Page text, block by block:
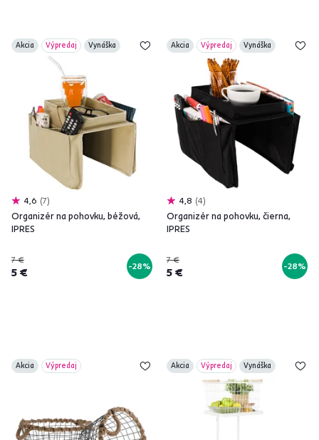
Akcia Výpredaj Vynáška
4,6 7
Organizér na pohovku, béžová,
IPRES
7 €
5 € -28%
Akcia Výpredaj Vynáška
4,8 4
Organizér na pohovku, čierna,
IPRES
7 €
5 € -28%
Akcia Výpredaj Akcia Výpredaj Vynáška